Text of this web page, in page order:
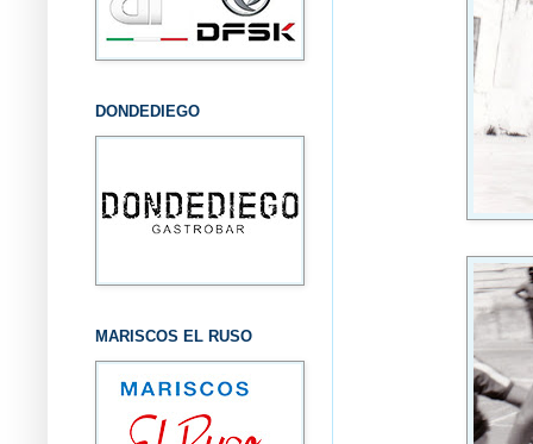
DONDEDIEGO
MARISCOS EL RUSO